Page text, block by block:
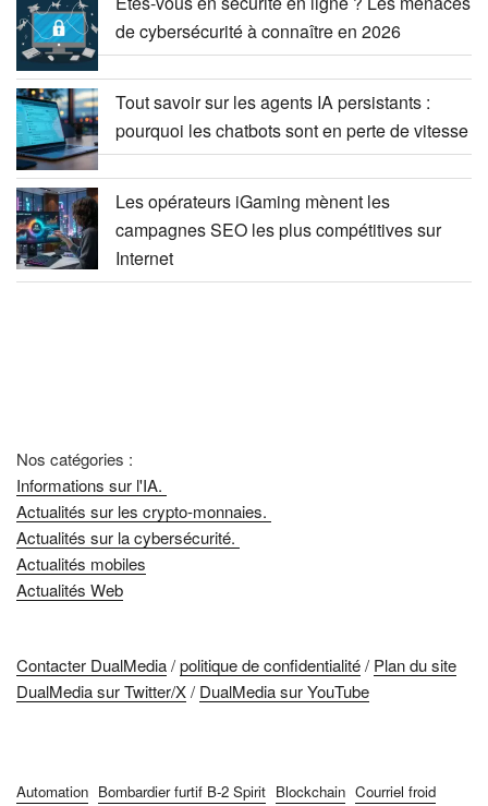
de cybersécurité à connaître en 2026
Tout savoir sur les agents IA persistants :
pourquoi les chatbots sont en perte de vitesse
Les opérateurs iGaming mènent les
campagnes SEO les plus compétitives sur
Internet
Nos catégories :
Informations sur l'IA.
Actualités sur les crypto-monnaies.
Actualités sur la cybersécurité.
Actualités mobiles
Actualités Web
Contacter DualMedia/politique de confidentialité/ Plan du site
DualMedia sur Twitter/X/ DualMedia sur YouTube
Automation Bombardier furtif B-2 Spirit Blockchain Courriel froid